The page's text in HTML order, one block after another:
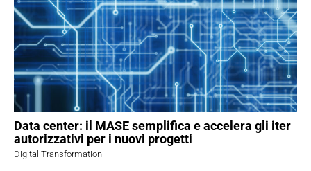
Data center: il MASE semplifica e accelera gli iter
autorizzativi per i nuovi progetti
Digital Transformation